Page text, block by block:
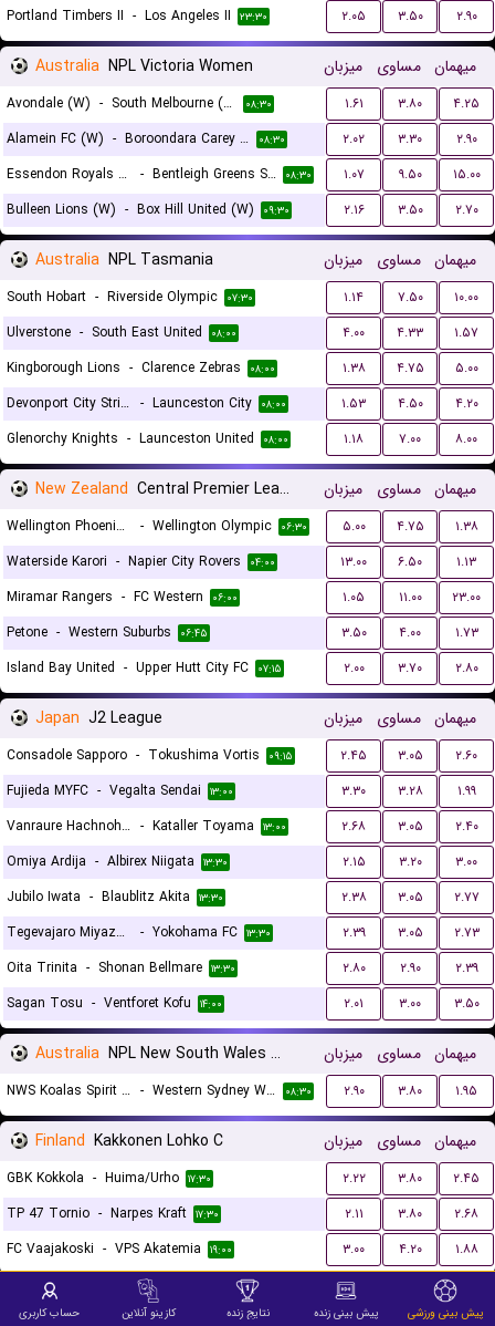
Portland Timbers II - Los Angeles II ۲۳:۳۰ ۲.۰۵ ۳.۵۰ ۲.۹۰
Australia NPL Victoria Women میزبان مساوی میهمان
Avondale (W) - South Melbourne (W) ۰۸:۳۰ ۱.۶۱ ۳.۸۰
۴.۲۵
Alamein FC (W) - Boroondara Carey Eagles (W) ۰۸:۳۰ ۲.۰۲ ۳.۳۰
۲.۹۰
Essendon Royals (W)
- Bentleigh Greens SC (W) ۰۸:۳۰ ۱.۰۷ ۹.۵۰
۱۵.۰۰
Bulleen Lions (W) - Box Hill United (W) ۰۹:۳۰ ۲.۱۶ ۳.۵۰ ۲.۷۰
Australia NPL Tasmania میزبان مساوی میهمان
South Hobart - Riverside Olympic ۰۷:۳۰ ۱.۱۴ ۷.۵۰
۱۰.۰۰
Ulverstone - South East United ۰۸:۰۰ ۴.۰۰ ۴.۳۳
۱.۵۷
Kingborough Lions - Clarence Zebras ۰۸:۰۰ ۱.۳۸ ۴.۷۵
۵.۰۰
Devonport City Strikers - Launceston City ۰۸:۰۰ ۱.۵۳ ۴.۵۰
۴.۲۰
Glenorchy Knights - Launceston United ۰۸:۰۰ ۱.۱۸ ۷.۰۰ ۸.۰۰
New Zealand Central Premier League میزبان مساوی میهمان
Wellington Phoenix Reservers - Wellington Olympic ۰۶:۳۰ ۵.۰۰ ۴.۷۵
۱.۳۸
Waterside Karori - Napier City Rovers ۰۴:۰۰ ۱۳.۰۰ ۶.۵۰
۱.۱۳
Miramar Rangers - FC Western ۰۶:۰۰ ۱.۰۵ ۱۱.۰۰
۲۳.۰۰
Petone - Western Suburbs ۰۶:۴۵ ۳.۵۰ ۴.۰۰
۱.۷۳
Island Bay United - Upper Hutt City FC ۰۷:۱۵ ۲.۰۰ ۳.۷۰ ۲.۸۰
Japan J2 League میزبان مساوی میهمان
Consadole Sapporo - Tokushima Vortis ۰۹:۱۵ ۲.۴۵ ۳.۰۵
۲.۶۰
Fujieda MYFC - Vegalta Sendai ۱۳:۰۰ ۳.۳۰ ۳.۲۸
۱.۹۹
Vanraure Hachnohe FC - Kataller Toyama ۱۳:۰۰ ۲.۶۸ ۳.۰۵
۲.۴۰
Omiya Ardija - Albirex Niigata ۱۳:۳۰ ۲.۱۵ ۳.۲۰
۳.۰۰
Jubilo Iwata - Blaublitz Akita ۱۳:۳۰ ۲.۳۸ ۳.۰۵
۲.۷۷
Tegevajaro Miyazaki
- Yokohama FC ۱۳:۳۰ ۲.۳۹ ۳.۰۵
۲.۷۳
Oita Trinita - Shonan Bellmare ۱۳:۳۰ ۲.۸۰ ۲.۹۰
۲.۳۹
Sagan Tosu - Ventforet Kofu ۱۴:۰۰ ۲.۰۱ ۳.۰۰ ۳.۵۰
Australia NPL New South Wales Women میزبان مساوی میهمان
NWS Koalas Spirit (W) - Western Sydney Wanderers II (W) ۰۸:۳۰ ۲.۹۰ ۳.۸۰ ۱.۹۵
Finland Kakkonen Lohko C میزبان مساوی میهمان
GBK Kokkola - Huima/Urho ۱۷:۳۰ ۲.۲۲ ۳.۸۰
۲.۴۵
TP 47 Tornio - Narpes Kraft ۱۷:۳۰ ۲.۱۱ ۳.۸۰
۲.۶۸
FC Vaajakoski - VPS Akatemia ۱۹:۰۰ ۳.۰۰ ۴.۲۰ ۱.۸۸
Austria Regionalliga Nord میزبان میهمان
پیش بینی ورزشی پیش بینی زنده نتایج زنده کازینو آنلاین حساب کاربری